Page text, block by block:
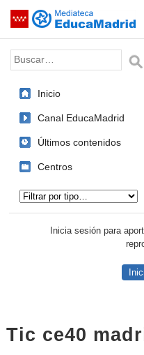
Saltar navegación
Palabra o frase:
Inicio
Canal EducaMadrid
Últimos contenidos
Centros
Inicia sesión para
Tic ce40